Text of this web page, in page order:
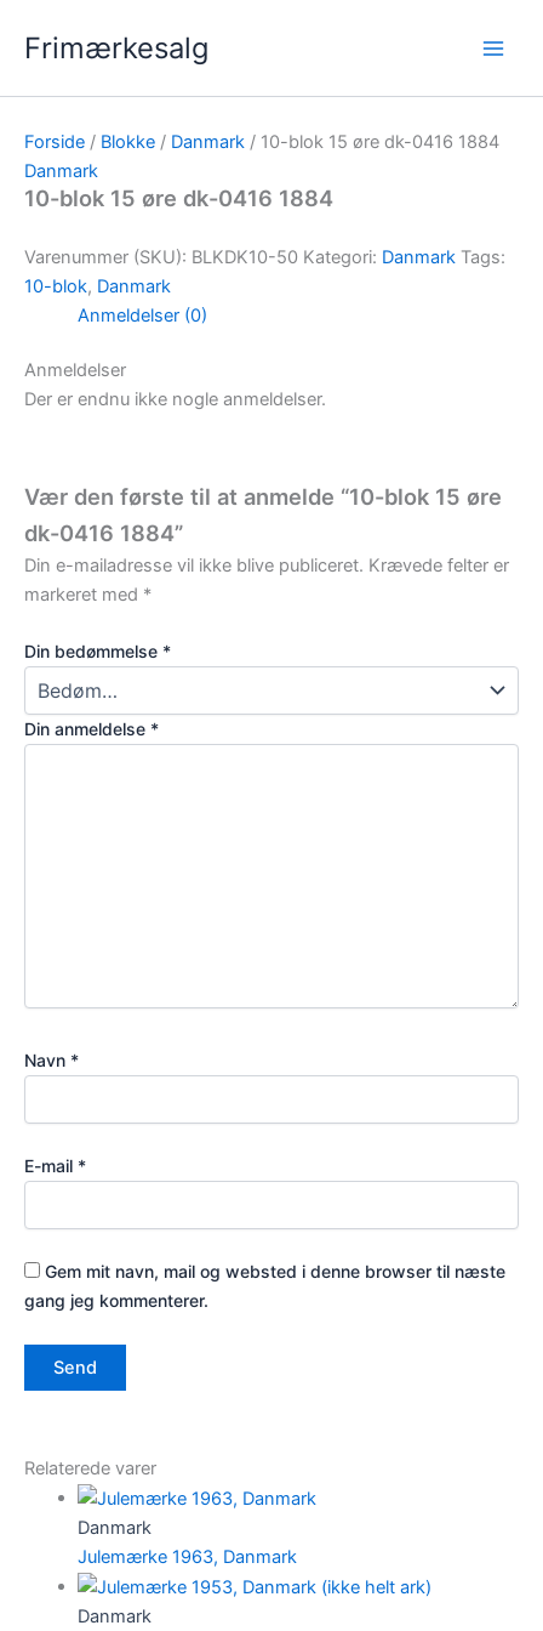
Frimærkesalg
Forside / Blokke / Danmark / 10-blok 15 øre dk-0416 1884
Danmark
10-blok 15 øre dk-0416 1884
Varenummer (SKU): BLKDK10-50 Kategori: Danmark Tags:
10-blok, Danmark
Anmeldelser (0)
Anmeldelser
Der er endnu ikke nogle anmeldelser.
Vær den første til at anmelde “10-blok 15 øre
dk-0416 1884”
Din e-mailadresse vil ikke blive publiceret. Krævede felter er
markeret med *
Din bedømmelse *
Din anmeldelse *
Navn *
E-mail *
Gem mit navn, mail og websted i denne browser til næste
gang jeg kommenterer.
Relaterede varer
Danmark
Julemærke 1963, Danmark
Danmark